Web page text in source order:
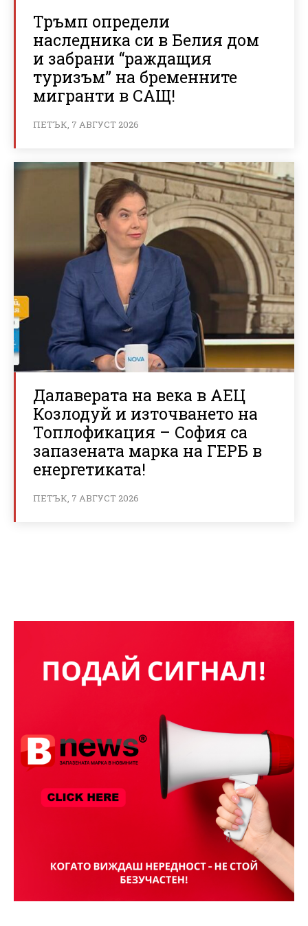
Тръмп определи
наследника си в Белия дом
и забрани “раждащия
туризъм” на бременните
мигранти в САЩ!
ПЕТЪК, 7 АВГУСТ 2026
Далаверата на века в АЕЦ
Козлодуй и източването на
Топлофикация – София са
запазената марка на ГЕРБ в
енергетиката!
ПЕТЪК, 7 АВГУСТ 2026